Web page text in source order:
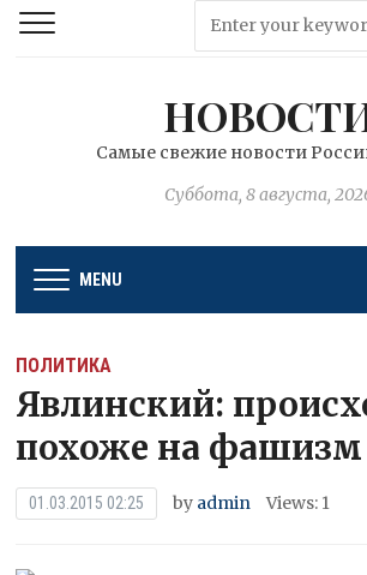
Самые свежие новости
Суббота, 8 августа,
MENU
ПОЛИТИКА
Явлинский:
похоже на фашизм
01.03.2015 02:25 by admin Views: 1